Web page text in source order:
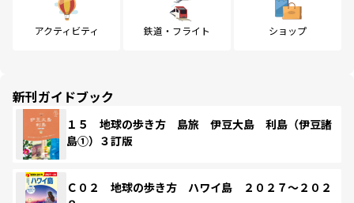
アクティビティ 鉄道・フライト ショップ
新刊ガイドブック
１５ 地球の歩き方 島旅 伊豆大島 利島（伊豆諸
島①）３訂版
Ｃ０２ 地球の歩き方 ハワイ島 ２０２７～２０２